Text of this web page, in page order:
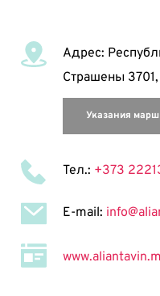
Адрес:
Страшены
Тел.: +373
E-mail: